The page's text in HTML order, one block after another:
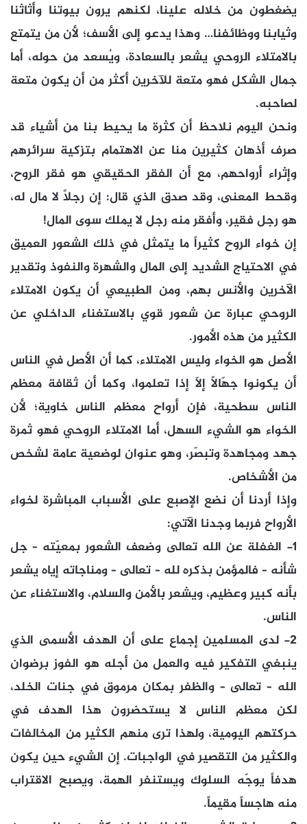
يضغطون من خلاله علينا، لكنهم يرون بيوتنا وأثاثنا
وثيابنا ووظائفنا… وهذا يدعو إلى الأسف؛ لأن من يتمتع
بالامتلاء الروحي يشعر بالسعادة، ويُسعد من حوله، أما
جمال الشكل فهو متعة للآخرين أكثر من أن يكون متعة
لصاحبه.
ونحن اليوم نلاحظ أن كثرة ما يحيط بنا من أشياء قد
صرف أذهان كثيرين منا عن الاهتمام بتزكية سرائرهم
وإثراء أرواحهم، مع أن الفقر الحقيقي هو فقر الروح،
وقحط المعنى، وقد صدق الذي قال: إن رجلاً لا مال له،
هو رجل فقير، وأفقر منه رجل لا يملك سوى المال!
إن خواء الروح كثيراً ما يتمثل في ذلك الشعور العميق
في الاحتياج الشديد إلى المال والشهرة والنفوذ وتقدير
الآخرين والأنس بهم، ومن الطبيعي أن يكون الامتلاء
الروحي عبارة عن شعور قوي بالاستغناء الداخلي عن
الكثير من هذه الأمور.
الأصل هو الخواء وليس الامتلاء، كما أن الأصل في الناس
أن يكونوا جهّالاً إلاّ إذا تعلموا، وكما أن ثقافة معظم
الناس سطحية، فإن أرواح معظم الناس خاوية؛ لأن
الخواء هو الشيء السهل، أما الامتلاء الروحي فهو ثمرة
جهد ومجاهدة وتبصّر، وهو عنوان لوضعية عامة لشخص
من الأشخاص.
وإذا أردنا أن نضع الإصبع على الأسباب المباشرة لخواء
الأرواح فربما وجدنا الآتي:
1- الغفلة عن الله تعالى وضعف الشعور بمعيّته – جل
شأنه – فالمؤمن بذكره لله – تعالى – ومناجاته إياه يشعر
بأنه كبير وعظيم، ويشعر بالأمن والسلام، والاستغناء عن
الناس.
2- لدى المسلمين إجماع على أن الهدف الأسمى الذي
ينبغي التفكير فيه والعمل من أجله هو الفوز برضوان
الله – تعالى – والظفر بمكان مرموق في جنات الخلد،
لكن معظم الناس لا يستحضرون هذا الهدف في
حركتهم اليومية، ولهذا ترى منهم الكثير من المخالفات
والكثير من التقصير في الواجبات. إن الشيء حين يكون
هدفاً يوجّه السلوك ويستنفر الهمة، ويصبح الاقتراب
منه هاجساً مقيماً.